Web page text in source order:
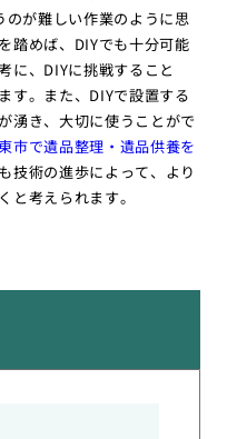
のが難しい作業のように思
踏めば、DIYでも十分可能
に、DIYに挑戦すること
す。また、DIYで設置する
湧き、大切に使うことがで
市で遺品整理・遺品供養を
技術の進歩によって、より
と考えられます。